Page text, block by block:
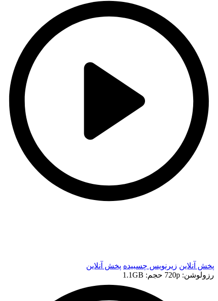
پخش آنلاین زیرنویس چسبیده پخش آنلاین
رزولوشن: 720p
حجم: 1.1GB